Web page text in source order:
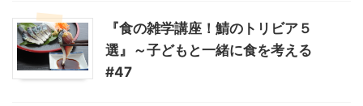
『食の雑学講座！鯖のトリビア５
選』～子どもと一緒に食を考える
#47